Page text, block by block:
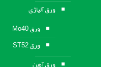
ورق آلیاژی
ورق Mo40
ورق ST52
ورق آهن